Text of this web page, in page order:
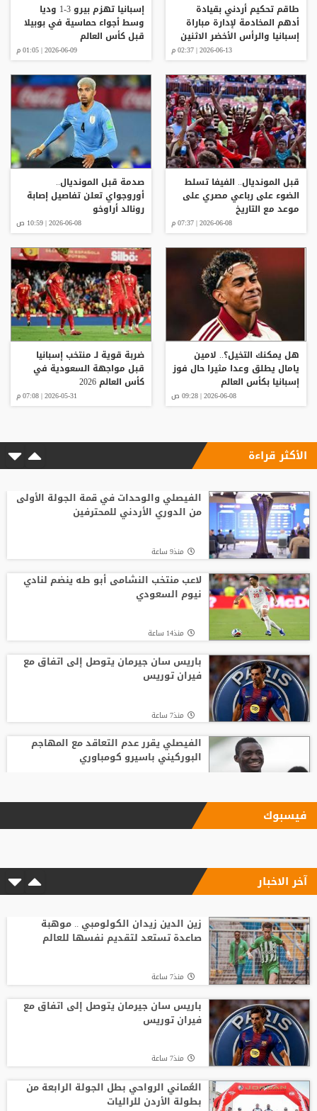
طاقم تحكيم أردني بقيادة
أدهم المخادمة لإدارة مباراة
إسبانيا والرأس الأخضر الاثنين
2026-06-13 | 02:37 م
إسبانيا تهزم بيرو 3-1 وديا
وسط أجواء حماسية في بوبيلا
قبل كأس العالم
2026-06-09 | 01:05 م
قبل المونديال.. الفيفا تسلط
الضوء على رباعي مصري على
موعد مع التاريخ
2026-06-08 | 07:37 م
صدمة قبل المونديال..
أوروجواي تعلن تفاصيل إصابة
رونالد أراوخو
2026-06-08 | 10:59 ص
هل يمكنك التخيل؟.. لامين
يامال يطلق وعدا مثيرا حال فوز
إسبانيا بكأس العالم
2026-06-08 | 09:28 ص
ضربة قوية لـ منتخب إسبانيا
قبل مواجهة السعودية في
كأس العالم 2026
2026-05-31 | 07:08 م
الأكثر قراءة
الفيصلي والوحدات في قمة الجولة الأولى
من الدوري الأردني للمحترفين
منذ9 ساعة
لاعب منتخب النشامى أبو طه ينضم لنادي
نيوم السعودي
منذ14 ساعة
باريس سان جيرمان يتوصل إلى اتفاق مع
فيران توريس
منذ7 ساعة
الفيصلي يقرر عدم التعاقد مع المهاجم
البوركيني باسيرو كومباوري
"اليويفا" يؤكد دفع مستحقات نهاية الخدمة
حكم الفيديو المساعد لأول مرة
انطلاق منافسات بطولة الحسن الدولية
العاشرة للتايكواندو
وفاة والد ليونيل ميسي عن 68 عاما
فيسبوك
آخر الاخبار
زين الدين زيدان الكولومبي .. موهبة
صاعدة تستعد لتقديم نفسها للعالم
منذ7 ساعة
باريس سان جيرمان يتوصل إلى اتفاق مع
فيران توريس
منذ7 ساعة
العُماني الرواحي بطل الجولة الرابعة من
بطولة الأردن للراليات